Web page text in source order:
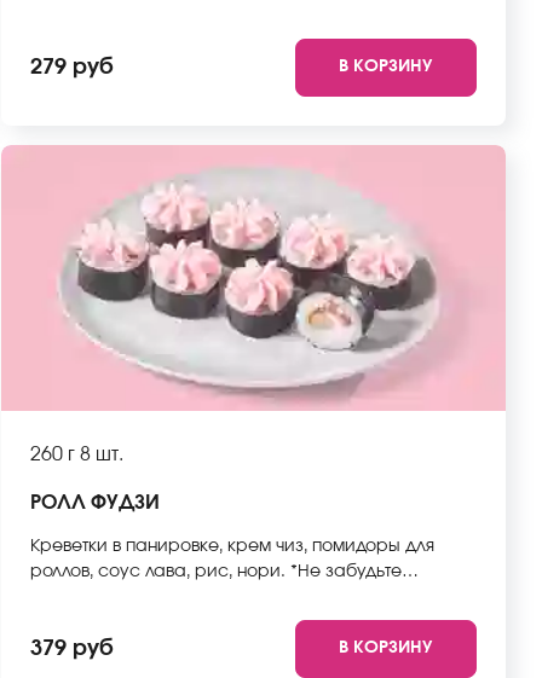
блюда может отличаться от фото на сайте.
279 руб В КОРЗИНУ
260 г8 шт.
РОЛЛ ФУДЗИ
Креветки в панировке, крем чиз, помидоры для
роллов, соус лава, рис, нори. *Не забудьте
входят в стоимость заказа. *Внешний вид блюда
может отличаться от фото на сайте.
379 руб В КОРЗИНУ